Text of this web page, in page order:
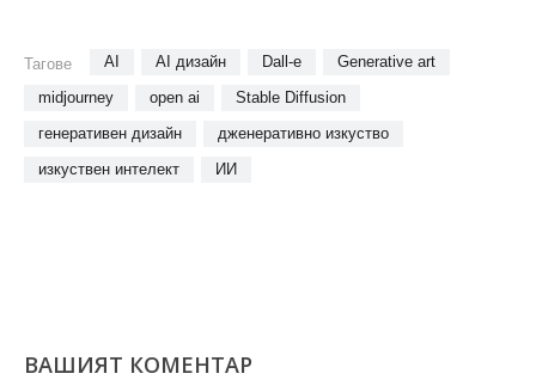
Тагове AI AI дизайн Dall-e
Generative art
midjourney
open ai
Stable Diffusion
генеративен дизайн
дженеративно изкуство
изкуствен интелект
ИИ
ВАШИЯТ КОМЕНТАР